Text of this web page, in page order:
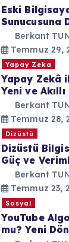
Eski
Sunucusuna
Berkant
Temmuz 29,
Yapay Zeka
Yapay Zekâ
Yeni ve
Berkant
Temmuz 28,
Dizüstü
Dizüstü
Güç ve
Berkant
Temmuz 23,
Sosyal
YouTube
mu? Yeni